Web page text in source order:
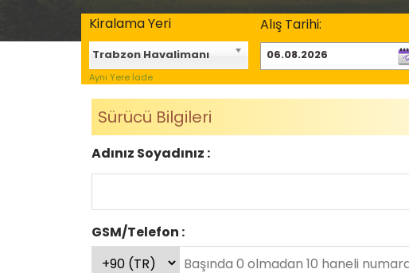
Kiralama Yeri
Trabzon Havalimanı
Aynı Yere İade
Alış Tarihi:
Sürücü Bilgileri
Adınız Soyadınız :
GSM/Telefon :